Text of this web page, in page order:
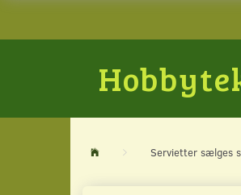
Servietter sælges